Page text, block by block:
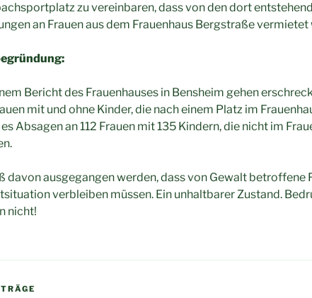
zu vereinbaren, dass von den dort
an Frauen aus dem Frauenhaus Bergstraße vermietet
Bericht des Frauenhauses in Bensheim gehen
mit und ohne Kinder, die nach einem Platz im
Absagen an 112 Frauen mit 135 Kindern, die nicht im
davon ausgegangen werden, dass von Gewalt betroffene
verbleiben müssen. Ein unhaltbarer Zustand.
nicht!